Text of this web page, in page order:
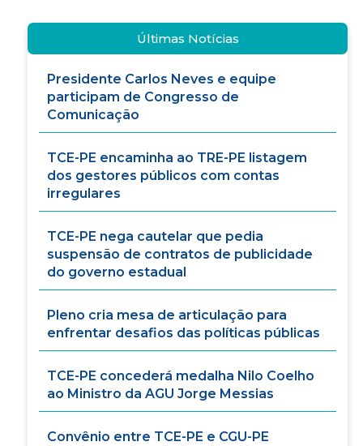
Últimas Notícias
Presidente Carlos Neves e equipe
participam de Congresso de
Comunicação
TCE-PE encaminha ao TRE-PE listagem
dos gestores públicos com contas
irregulares
TCE-PE nega cautelar que pedia
suspensão de contratos de publicidade
do governo estadual
Pleno cria mesa de articulação para
enfrentar desafios das políticas públicas
TCE-PE concederá medalha Nilo Coelho
ao Ministro da AGU Jorge Messias
Convênio entre TCE-PE e CGU-PE